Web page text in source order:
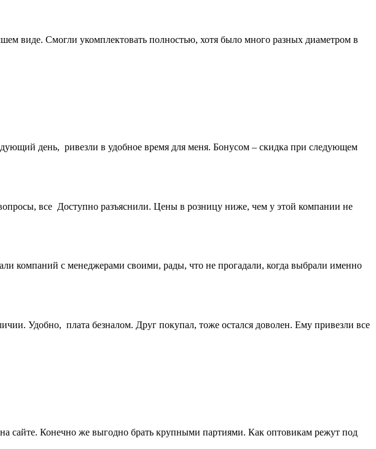
виде. Смогли укомплектовать полностью, хотя было много разных диаметром в
день, ривезли в удобное время для меня. Бонусом – скидка при следующем
все Доступно разъяснили. Цены в розницу ниже, чем у этой компании не
компаний с менеджерами своими, рады, что не прогадали, когда выбрали именно
Удобно, плата безналом. Друг покупал, тоже остался доволен. Ему привезли все
сайте. Конечно же выгодно брать крупными партиями. Как оптовикам режут под